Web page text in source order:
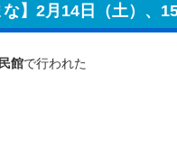
】2月14日（土）、
館で行われた